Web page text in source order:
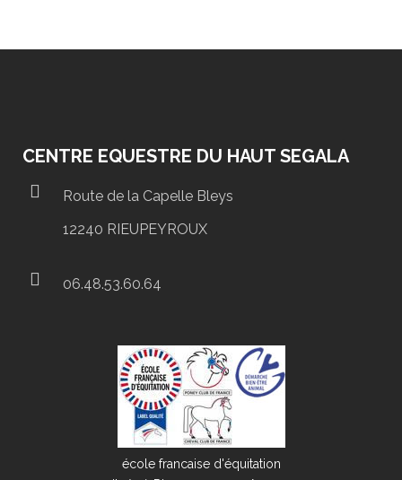
CENTRE EQUESTRE DU HAUT SEGALA
Route de la Capelle Bleys
12240 RIEUPEYROUX
06.48.53.60.64
école francaise d'équitation